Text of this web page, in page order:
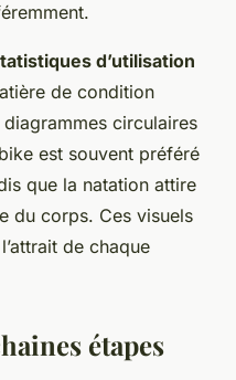
d’utilisation
de condition
circulaires
est souvent préféré
que la natation attire
du corps. Ces visuels
de chaque
étapes